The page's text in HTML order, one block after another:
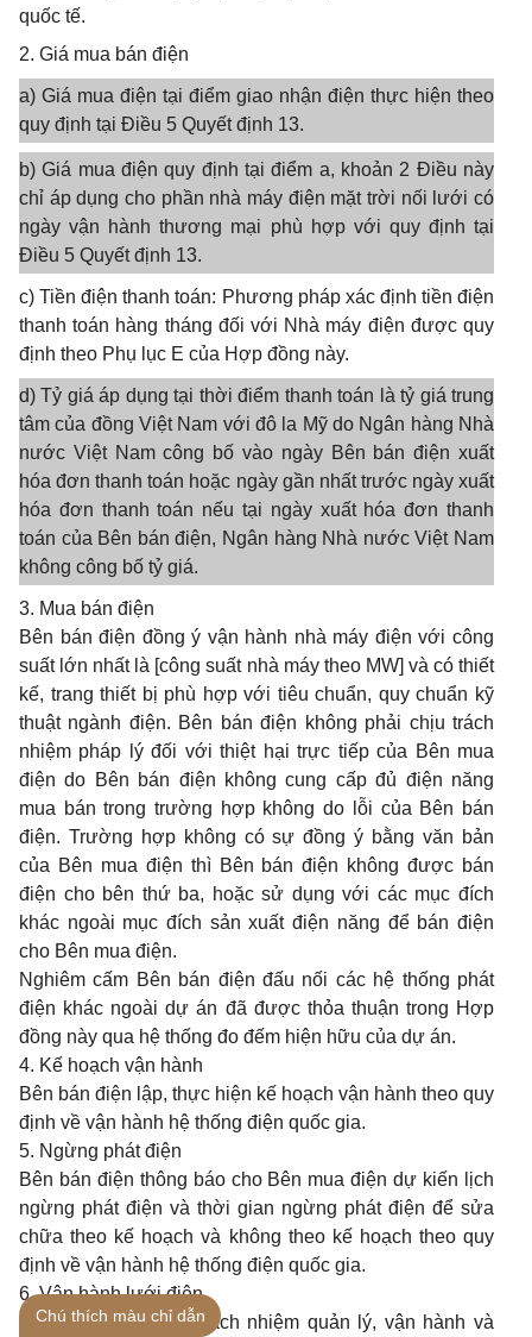
quốc tế.
2. Giá mua bán điện
a) Giá mua điện tại điểm giao nhận điện thực hiện theo
quy định tại Điều 5 Quyết định 13.
b) Giá mua điện quy định tại điểm a, khoản 2 Điều này
chỉ áp dụng cho phần nhà máy điện mặt trời nối lưới có
ngày vận hành thương mại phù hợp với quy định tại
Điều 5 Quyết định 13.
c) Tiền điện thanh toán: Phương pháp xác định tiền điện
thanh toán hàng tháng đối với Nhà máy điện được quy
định theo Phụ lục E của Hợp đồng này.
d) Tỷ giá áp dụng tại thời điểm thanh toán là tỷ giá trung
tâm của đồng Việt Nam với đô la Mỹ do Ngân hàng Nhà
nước Việt Nam công bố vào ngày Bên bán điện xuất
hóa đơn thanh toán hoặc ngày gần nhất trước ngày xuất
hóa đơn thanh toán nếu tại ngày xuất hóa đơn thanh
toán của Bên bán điện, Ngân hàng Nhà nước Việt Nam
không công bố tỷ giá.
3. Mua bán điện
Bên bán điện đồng ý vận hành nhà máy điện với công
suất lớn nhất là [công suất nhà máy theo MW] và có thiết
kế, trang thiết bị phù hợp với tiêu chuẩn, quy chuẩn kỹ
thuật ngành điện. Bên bán điện không phải chịu trách
nhiệm pháp lý đối với thiệt hại trực tiếp của Bên mua
điện do Bên bán điện không cung cấp đủ điện năng
mua bán trong trường hợp không do lỗi của Bên bán
điện. Trường hợp không có sự đồng ý bằng văn bản
của Bên mua điện thì Bên bán điện không được bán
điện cho bên thứ ba, hoặc sử dụng với các mục đích
khác ngoài mục đích sản xuất điện năng để bán điện
cho Bên mua điện.
Nghiêm cấm Bên bán điện đấu nối các hệ thống phát
điện khác ngoài dự án đã được thỏa thuận trong Hợp
đồng này qua hệ thống đo đếm hiện hữu của dự án.
4. Kế hoạch vận hành
Bên bán điện lập, thực hiện kế hoạch vận hành theo quy
định về vận hành hệ thống điện quốc gia.
5. Ngừng phát điện
Bên bán điện thông báo cho Bên mua điện dự kiến lịch
ngừng phát điện và thời gian ngừng phát điện để sửa
chữa theo kế hoạch và không theo kế hoạch theo quy
định về vận hành hệ thống điện quốc gia.
6. Vận hành lưới điện
a) Bên bán điện có trách nhiệm quản lý, vận hành và
Chú thích màu chỉ dẫn